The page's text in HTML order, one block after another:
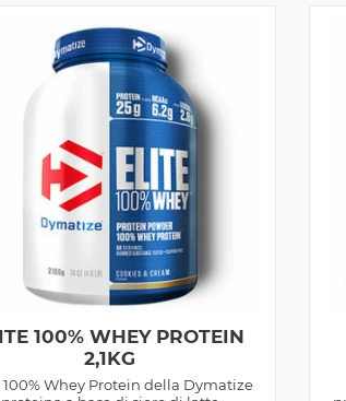
100% WHEY PROTEIN
2,1KG
100% Whey Protein della Dymatize